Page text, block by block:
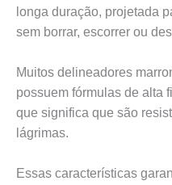
longa duração, projetada
sem borrar, escorrer ou
Muitos delineadores
possuem fórmulas de alta
que significa que são
lágrimas.
Essas características